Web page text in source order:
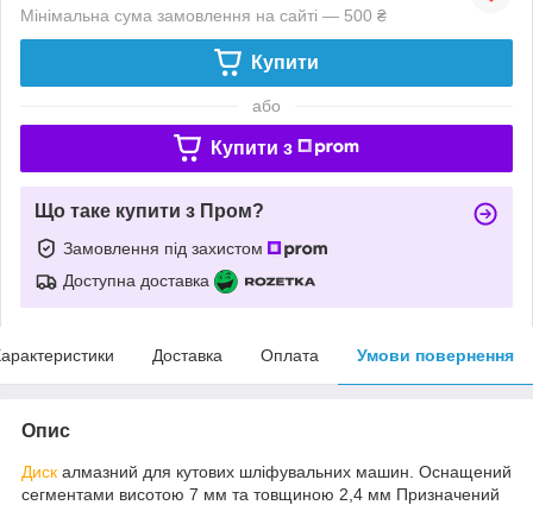
Мінімальна сума замовлення на сайті — 500 ₴
Купити
або
Купити з
Що таке купити з Пром?
Замовлення під захистом
Доступна доставка
Доставка Оплата Умови повернення
Опис
Диск алмазний для кутових шліфувальних машин. Оснащений
сегментами висотою 7 мм та товщиною 2,4 мм Призначений